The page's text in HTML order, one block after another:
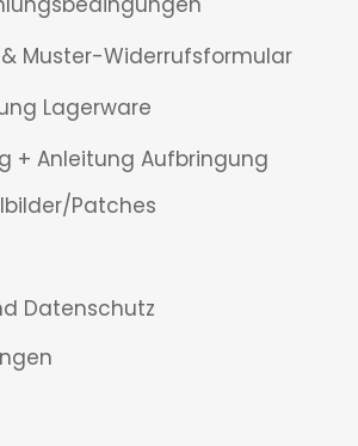
Muster-Widerrufsformular
Lagerware
+ Anleitung Aufbringung
Patches
Datenschutz